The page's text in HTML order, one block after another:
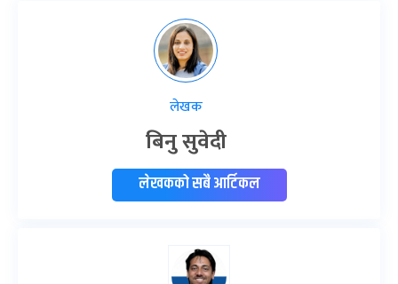
लेखक
बिनु सुवेदी
लेखकको सबै आर्टिकल